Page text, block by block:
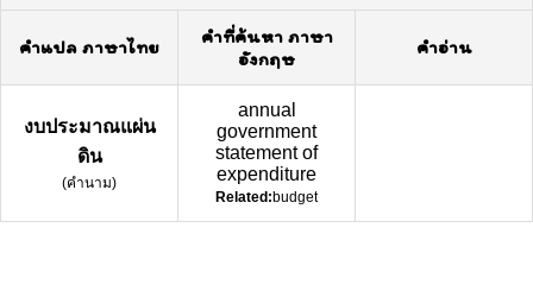
คำแปล ภาษาไทย
คำที่ค้นหา ภาษา
อังกฤษ
คำอ่าน
งบประมาณแผ่น
ดิน
(คำนาม)
annual
government
statement of
expenditure
Related:budget